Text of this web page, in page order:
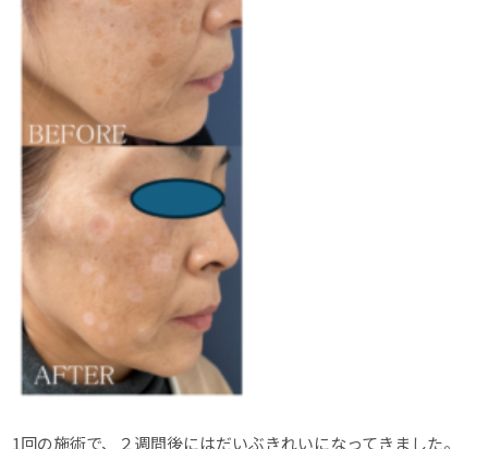
1回の施術で、２週間後にはだいぶきれいになってきました。